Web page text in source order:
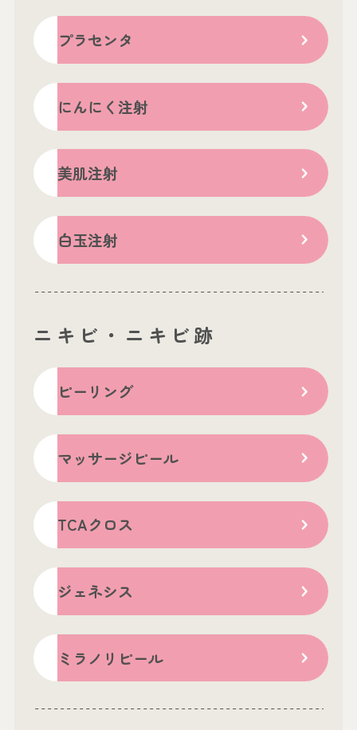
プラセンタ
にんにく注射
美肌注射
白玉注射
ニキビ・ニキビ跡
ピーリング
マッサージピール
TCAクロス
ジェネシス
ミラノリピール